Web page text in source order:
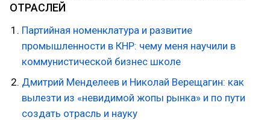
ОТРАСЛЕЙ
Партийная номенклатура и развитие
промышленности в КНР: чему меня научили в
коммунистической бизнес школе
Дмитрий Менделеев и Николай Верещагин: как
вылезти из «невидимой жопы рынка» и по пути
создать отрасль и науку